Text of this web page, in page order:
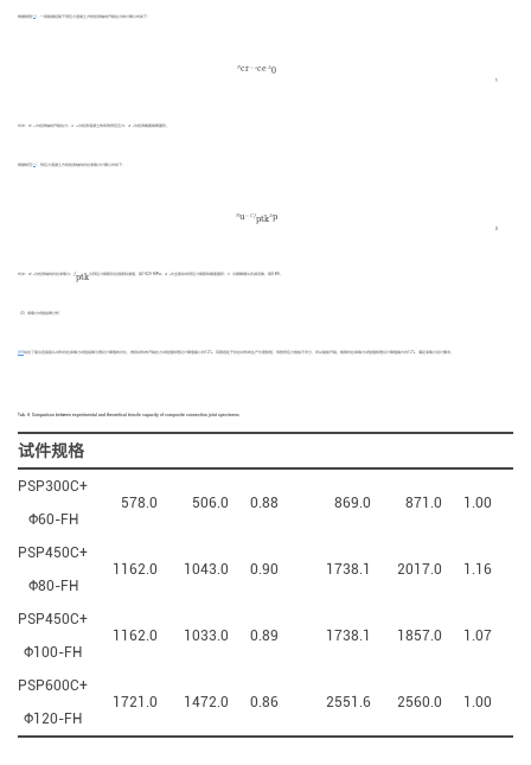
根据规程 15 ，一级裂缝控制下预应力混凝土方桩桩身轴向开裂拉力的计算公式如下：
1
Ncr = σce A0
式中： N cr 为桩身轴向开裂拉力； σ ce 为桩身混凝土的有效预压应力； A 0 为桩身截面换算面积。
根据规范 16 ，预应力混凝土方桩桩身轴向抗拉承载力计算公式如下：
2
Nu = CfptkAp
=Cf
式中： N u 为桩身轴向抗拉承载力； fptk
ptk
为预应力钢筋抗拉强度标准值，取1420 MPa；A p 为全部纵向预应力钢筋的截面面积；C 为钢棒镦头折减系数，取0.85。
（2）承载力试验结果分析
表4 给出了复合连接接头试件抗拉承载力试验结果与理论计算值的对比，得到试件的开裂拉力试验值较理论计算值偏小约12%，其原因在于抗拉试件的生产长度较短，导致预应力施加不充分，所以提前开裂。极限抗拉承载力试验值较理论计算值偏大约12%，满足承载力设计要求。
Tab. 4 Comparison between experimental and theoretical tensile capacity of composite connection joint specimens
试件规格
PSP300C+
Ф60-FH
578.0 506.0 0.88 869.0 871.0 1.00
PSP450C+
Ф80-FH
1162.0 1043.0 0.90 1738.1 2017.0 1.16
PSP450C+
Ф100-FH
1162.0 1033.0 0.89 1738.1 1857.0 1.07
PSP600C+
Ф120-FH
1721.0 1472.0 0.86 2551.6 2560.0 1.00